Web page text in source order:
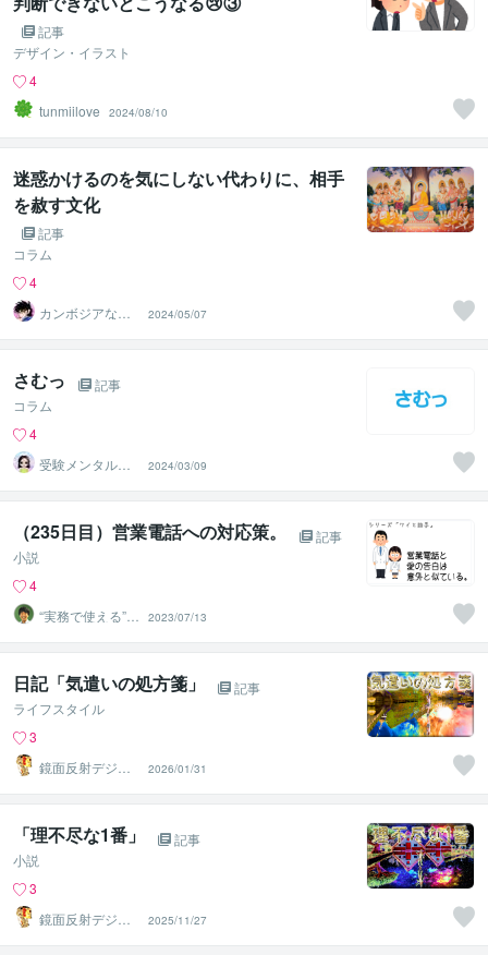
記事
デザイン・イラスト
4
tunmiilove
2024/08/10
迷惑かけるのを気にしない代わりに、相手
を赦す文化
記事
コラム
4
カンボジアなん
でも屋
2024/05/07
さむっ
記事
コラム
4
受験メンタルト
レーナー イロ
ハル
2024/03/09
（235日目）営業電話への対応策。
記事
小説
4
“実務で使える”改
善パートナー／
かめきち
2023/07/13
日記「気遣いの処方箋」
記事
ライフスタイル
3
鏡面反射デジタ
ルアート製作所
（鈴木穣）
2026/01/31
「理不尽な1番」
記事
小説
3
鏡面反射デジタ
ルアート製作所
（鈴木穣）
2025/11/27